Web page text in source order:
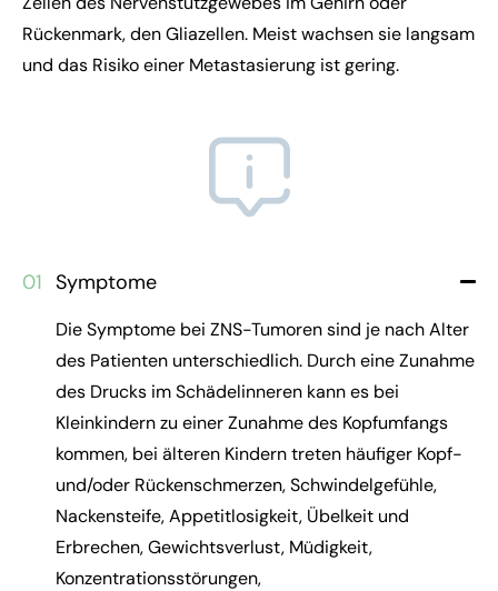
Rückenmark, den Gliazellen. Meist wachsen sie langsam
und das Risiko einer Metastasierung ist gering.
01 Symptome
Die Symptome bei ZNS-Tumoren sind je nach Alter
des Patienten unterschiedlich. Durch eine Zunahme
des Drucks im Schädelinneren kann es bei
Kleinkindern zu einer Zunahme des Kopfumfangs
kommen, bei älteren Kindern treten häufiger Kopf-
und/oder Rückenschmerzen, Schwindelgefühle,
Nackensteife, Appetitlosigkeit, Übelkeit und
Erbrechen, Gewichtsverlust, Müdigkeit,
Konzentrationsstörungen,